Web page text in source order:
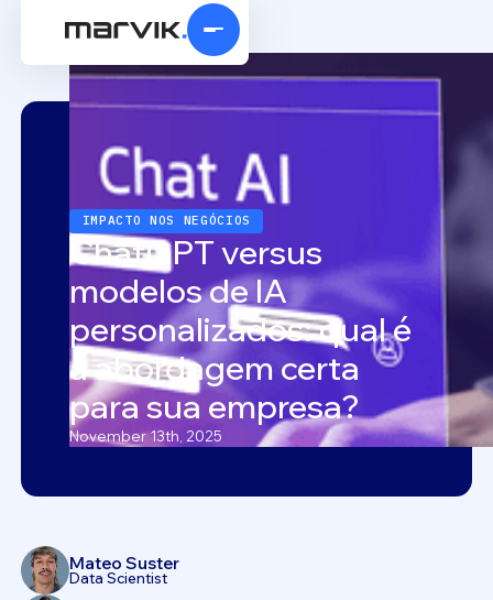
IMPACTO NOS NEGÓCIOS
ChatGPT versus
modelos de IA
personalizados: qual é
a abordagem certa
para sua empresa?
November 13th, 2025
Mateo Suster
Data Scientist